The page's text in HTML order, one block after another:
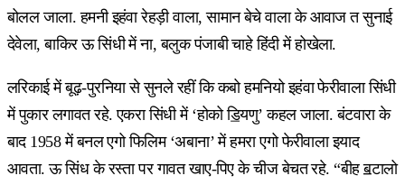
बोलल जाला. हमनी इहंवा रेहड़ी वाला, सामान बेचे वाला के आवाज त सुनाई
देवेला, बाकिर ऊ सिंधी में ना, बलुक पंजाबी चाहे हिंदी में होखेला.
लरिकाई में बूढ़-पुरनिया से सुनले रहीं कि कबो हमनियो इहंवा फेरीवाला सिंधी
में पुकार लगावत रहे. एकरा सिंधी में ‘होको ॾियणु’ कहल जाला. बंटवारा के
बाद 1958 में बनल एगो फिलिम ‘अबाना’ में हमरा एगो फेरीवाला इयाद
आवता. ऊ सिंध के रस्ता पर गावत खाए-पिए के चीज बेचत रहे. “बीह ॿटालो